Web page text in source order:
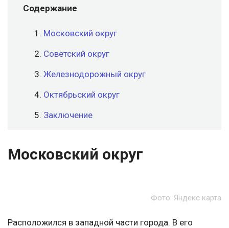
Содержание
Московский округ
Советский округ
Железнодорожный округ
Октябрьский округ
Заключение
Московский округ
Фото: Яндекс карта
Расположился в западной части города. В его